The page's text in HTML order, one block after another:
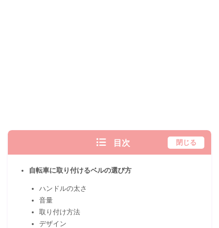
目次 閉じる
自転車に取り付けるベルの選び方
ハンドルの太さ
音量
取り付け方法
デザイン